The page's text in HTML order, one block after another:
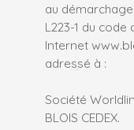
au
L223-1 du
Internet
adressé à :
Société
BLOIS CEDEX.